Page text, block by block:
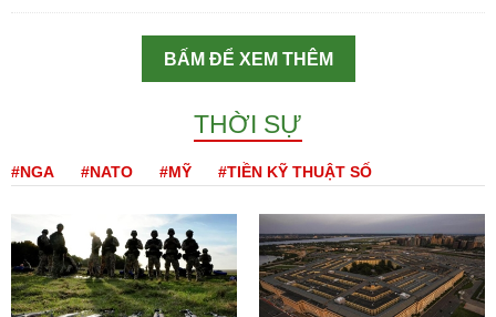
BẤM ĐỂ XEM THÊM
THỜI SỰ
#NGA #NATO #MỸ #TIỀN KỸ THUẬT SỐ